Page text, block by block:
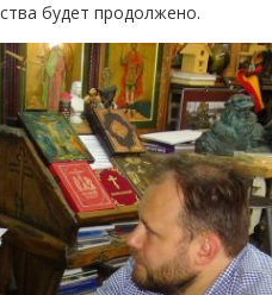
будет продолжено.